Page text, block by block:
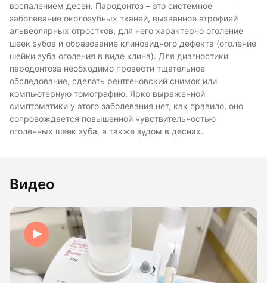
воспалением десен. Пародонтоз – это системное
заболевание околозубных тканей, вызванное атрофией
альвеолярных отростков, для него характерно оголение
шеек зубов и образование клиновидного дефекта (оголение
шейки зуба оголения в виде клина). Для диагностики
пародонтоза необходимо провести тщательное
обследование, сделать рентгеновский снимок или
компьютерную томографию. Ярко выраженной
симптоматики у этого заболевания нет, как правило, оно
сопровождается повышенной чувствительностью
оголенных шеек зуба, а также зудом в деснах.
Видео